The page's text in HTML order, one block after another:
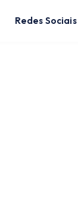
Redes Sociais